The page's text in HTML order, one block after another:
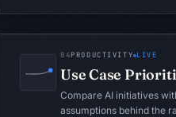
04PRODUCTIVITY LIVE
Use Case
Compare AI initiatives
assumptions behind the